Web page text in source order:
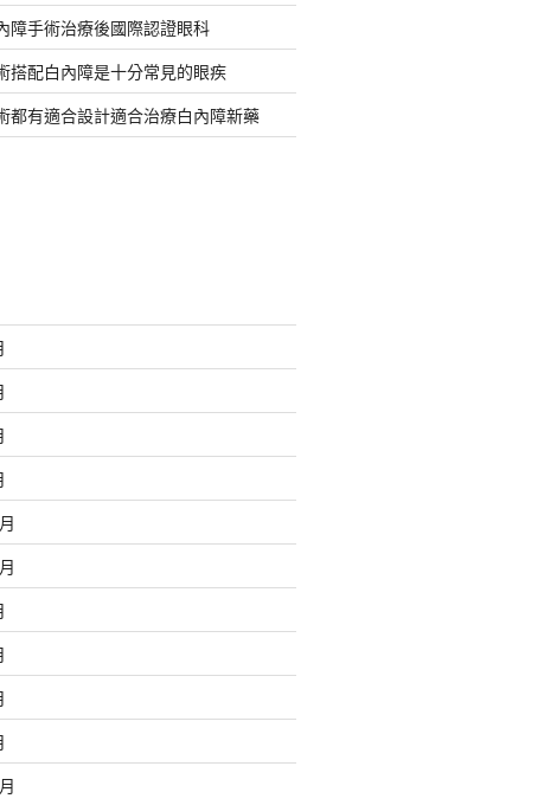
障手術治療後國際認證眼科
搭配白內障是十分常見的眼疾
都有適合設計適合治療白內障新藥